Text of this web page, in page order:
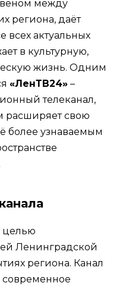
между
региона, даёт
всех актуальных
в культурную,
жизнь. Одним
«ЛенТВ24» –
телеканал,
расширяет свою
более узнаваемым
целью
Ленинградской
региона. Канал
современное